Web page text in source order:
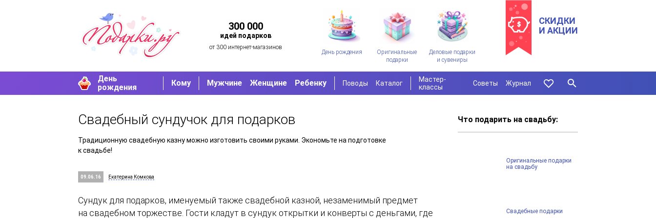
300 000
идей подарков
от 300 интернет-магазинов
День рождения
Оригинальные
подарки
Деловые подарки
и сувениры
СКИДКИ
И АКЦИИ
День
рождения
Кому Мужчине Женщине Ребенку Поводы Каталог
Мастер-
классы
Советы Журнал
Свадебный сундучок для подарков
Традиционную свадебную казну можно изготовить своими руками. Экономьте на подготовке
к свадьбе!
09.06.16 Екатерина Комкова
Сундук для подарков, именуемый также свадебной казной, незаменимый предмет
на свадебном торжестве. Гости кладут в сундук открытки и конверты с деньгами, где
Что подарить на свадьбу:
Оригинальные подарки
на свадьбу
Свадебные подарки